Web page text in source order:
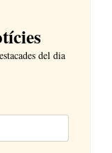
del dia